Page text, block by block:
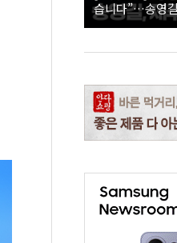
습니다”…송영길, 연
더불어민주당